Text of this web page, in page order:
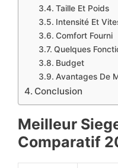
Taille Et Poids
Intensité Et
Comfort Fourni
Quelques
Budget
Avantages De
Conclusion
Meilleur
Comparatif